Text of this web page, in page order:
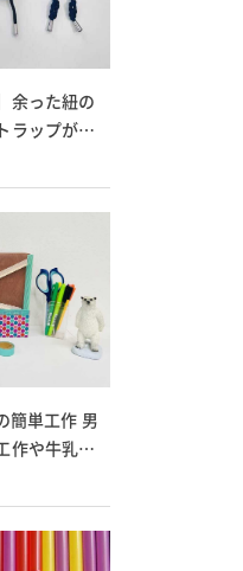
余った紐の
ラップが落
簡単工作 男
作や牛乳パ